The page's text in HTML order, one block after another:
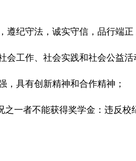
遵纪守法，诚实守信，品行端正
会工作、社会实践和社会公益活
，具有创新精神和合作精神；
之一者不能获得奖学金：违反